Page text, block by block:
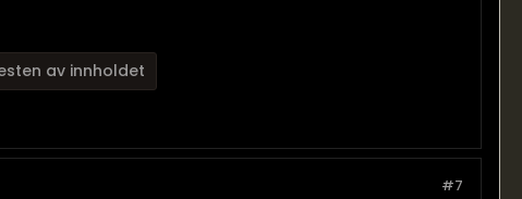
av innholdet
#7